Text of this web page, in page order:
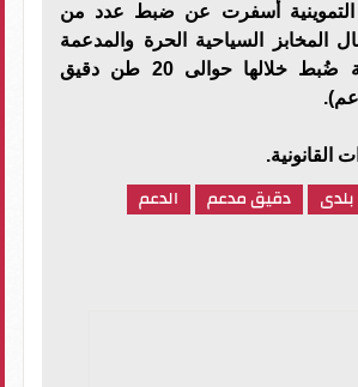
التموينية أسفرت عن ضبط عدد من
المخابز السياحية الحرة والمدعمة
خلال 24 ساعة ضُبط خلالها حوالى 20 طن دقيق
القانونية.
دقيق مدعم الدعم